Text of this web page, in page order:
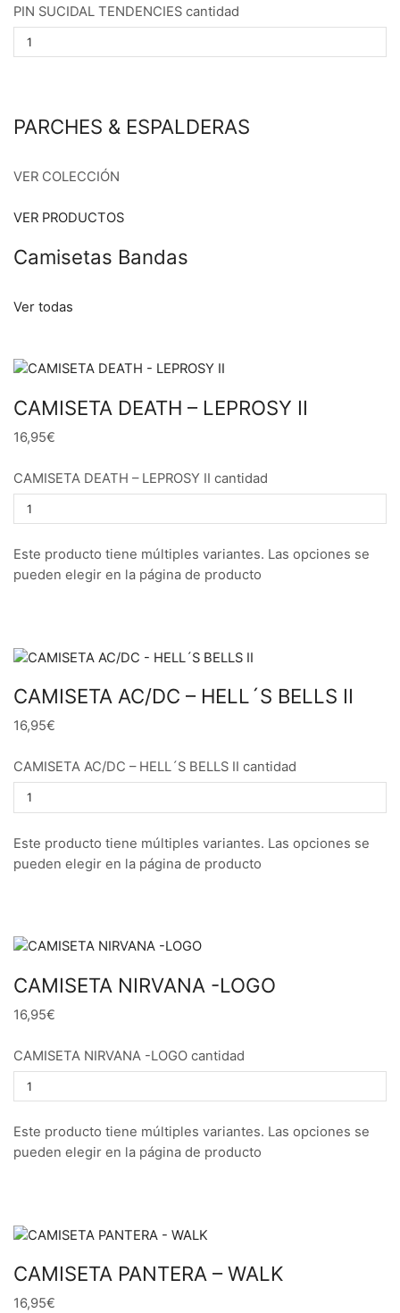
PIN SUCIDAL TENDENCIES cantidad
PARCHES & ESPALDERAS
VER COLECCIÓN
VER PRODUCTOS
Camisetas Bandas
Ver todas
CAMISETA DEATH – LEPROSY II
16,95€
CAMISETA DEATH – LEPROSY II cantidad
Este producto tiene múltiples variantes. Las opciones se
pueden elegir en la página de producto
CAMISETA AC/DC – HELL´S BELLS II
16,95€
CAMISETA AC/DC – HELL´S BELLS II cantidad
Este producto tiene múltiples variantes. Las opciones se
pueden elegir en la página de producto
CAMISETA NIRVANA -LOGO
16,95€
CAMISETA NIRVANA -LOGO cantidad
Este producto tiene múltiples variantes. Las opciones se
pueden elegir en la página de producto
CAMISETA PANTERA – WALK
16,95€